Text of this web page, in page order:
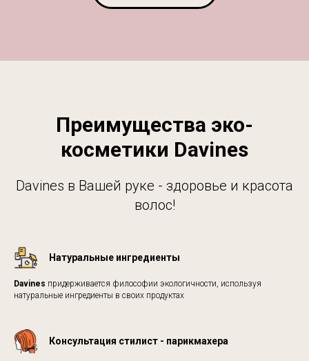
Преимущества эко-
косметики Davines
Davines в Вашей руке - здоровье и красота
волос!
Натуральные ингредиенты
Davines придерживается философии экологичности, используя
натуральные ингредиенты в своих продуктах
Консультация стилист - парикмахера